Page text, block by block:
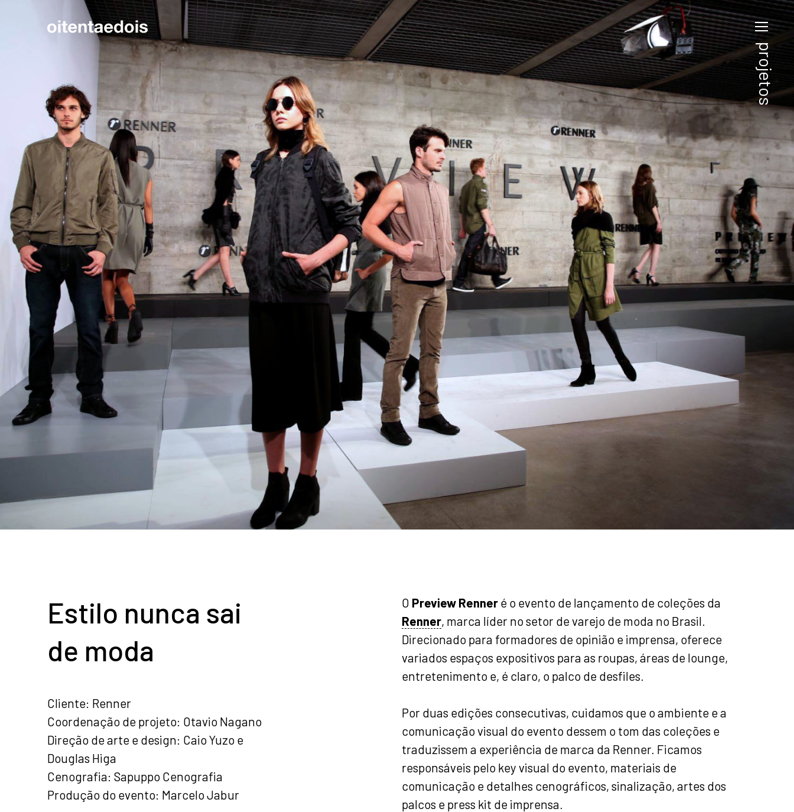
projetos
Estilo nunca sai
de moda
Cliente: Renner
Coordenação de projeto: Otavio Nagano
Direção de arte e design: Caio Yuzo e
Douglas Higa
Cenografia: Sapuppo Cenografia
Produção do evento: Marcelo Jabur
O Preview Renner é o evento de lançamento de coleções da
Renner, marca líder no setor de varejo de moda no Brasil.
Direcionado para formadores de opinião e imprensa, oferece
variados espaços expositivos para as roupas, áreas de lounge,
entretenimento e, é claro, o palco de desfiles.
Por duas edições consecutivas, cuidamos que o ambiente e a
comunicação visual do evento dessem o tom das coleções e
traduzissem a experiência de marca da Renner. Ficamos
responsáveis pelo key visual do evento, materiais de
comunicação e detalhes cenográficos, sinalização, artes dos
palcos e press kit de imprensa.